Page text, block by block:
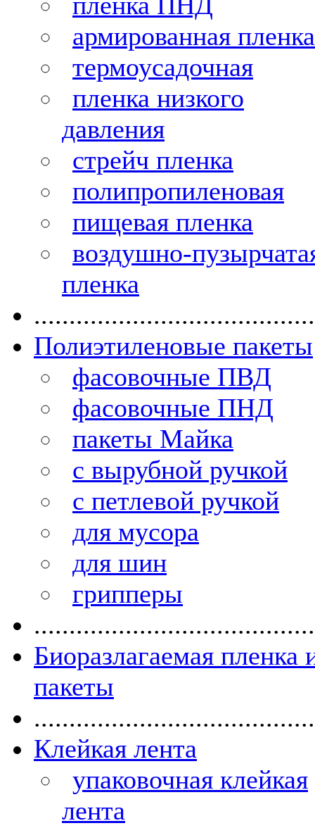
армированная пленка
термоусадочная
пленка низкого
давления
стрейч пленка
полипропиленовая
пищевая пленка
воздушно-
пленка
Полиэтиленовые пакеты
фасовочные ПВД
фасовочные ПНД
пакеты Майка
с вырубной ручкой
с петлевой ручкой
для мусора
для шин
грипперы
Биоразлагаемая пленка
пакеты
Клейкая лента
упаковочная клейкая
лента